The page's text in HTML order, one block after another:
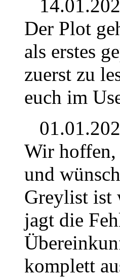
Der Plot
als erstes
zuerst zu
euch im
Wir hoffen,
und
Greylist ist
jagt die
komplett